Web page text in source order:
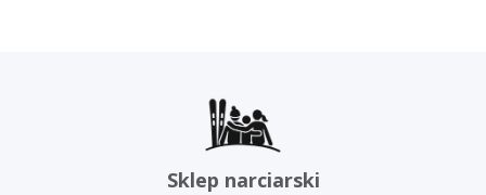
Sklep narciarski